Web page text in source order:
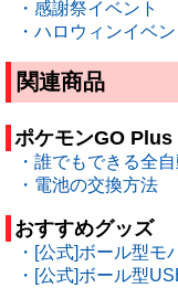
・感謝祭イベント
・ハロウィンイベン
関連商品
ポケモンGO Plus
・誰でもできる全
・電池の交換方法
おすすめグッズ
・[公式]ボール型モ
・[公式]ボール型